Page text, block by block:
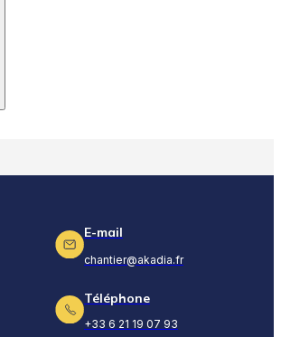
E-mail
chantier@akadia.fr
Téléphone
+33 6 21 19 07 93